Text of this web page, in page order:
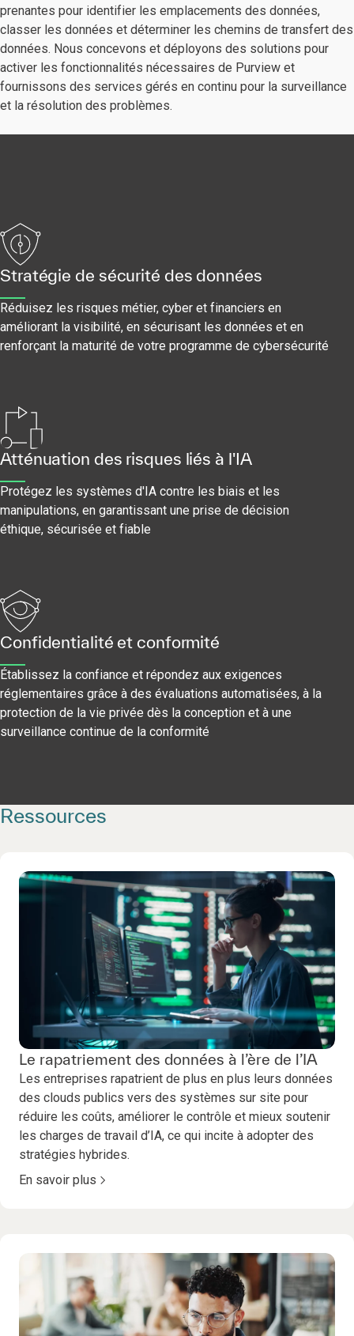
prenantes pour identifier les emplacements des données,
classer les données et déterminer les chemins de transfert des
données. Nous concevons et déployons des solutions pour
activer les fonctionnalités nécessaires de Purview et
fournissons des services gérés en continu pour la surveillance
et la résolution des problèmes.
Stratégie de sécurité des données
Réduisez les risques métier, cyber et financiers en
améliorant la visibilité, en sécurisant les données et en
renforçant la maturité de votre programme de cybersécurité
Atténuation des risques liés à l'IA
Protégez les systèmes d'IA contre les biais et les
manipulations, en garantissant une prise de décision
éthique, sécurisée et fiable
Confidentialité et conformité
Établissez la confiance et répondez aux exigences
réglementaires grâce à des évaluations automatisées, à la
protection de la vie privée dès la conception et à une
surveillance continue de la conformité
Ressources
Le rapatriement des données à l’ère de l’IA
Les entreprises rapatrient de plus en plus leurs données
des clouds publics vers des systèmes sur site pour
réduire les coûts, améliorer le contrôle et mieux soutenir
les charges de travail d’IA, ce qui incite à adopter des
stratégies hybrides.
En savoir plus